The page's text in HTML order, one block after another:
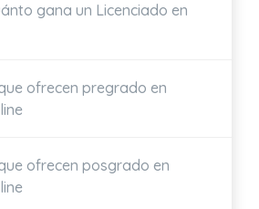
gana un Licenciado en
ofrecen pregrado en
ofrecen posgrado en